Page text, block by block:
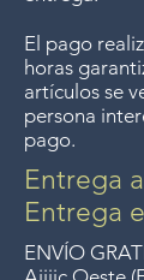
longer
Entrega
del Lago
compras
7 días
menos
un precio
sentimos,
El pago
horas
artículos se
persona
pago.
Entrega
Entrega
ENVÍO